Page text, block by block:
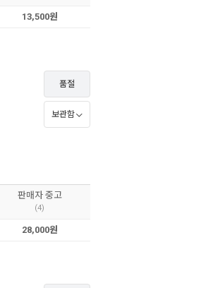
13,500원
품절
보관함
판매자 중고
(4)
28,000원